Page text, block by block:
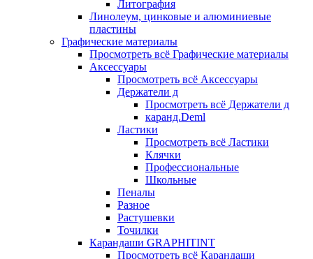
Литография
Линолеум, цинковые и алюминиевые
пластины
Графические материалы
Просмотреть всё Графические материалы
Аксессуары
Просмотреть всё Аксессуары
Держатели д
Просмотреть всё Держатели д
каранд.Deml
Ластики
Просмотреть всё Ластики
Клячки
Профессиональные
Школьные
Пеналы
Разное
Растушевки
Точилки
Карандаши GRAPHITINT
Просмотреть всё Карандаши